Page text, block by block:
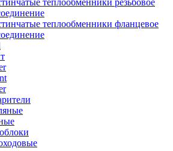
теплообменники резьбовое
теплообменники фланцевое